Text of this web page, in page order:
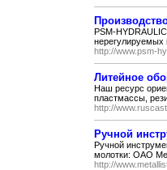
PSM-
нерегулируемых
http://www.psm-
Литейное
Наш ресурс
пластмассы,
http://
Ручной
Ручной
молотки: ОАО
http://